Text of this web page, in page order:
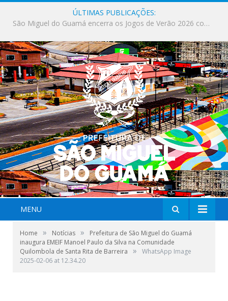
ÚLTIMAS PUBLICAÇÕES:
Milhares de fiéis tomam as ruas de São Miguel do Guamá em uma grande celebração de fé na Marcha para Jesus 2026.
MENU
Home » Notícias »
Prefeitura de São Miguel do Guamá
inaugura EMEIF Manoel Paulo da Silva na Comunidade
Quilombola de Santa Rita de Barreira
»
WhatsApp Image
2025-02-06 at 12.34.20